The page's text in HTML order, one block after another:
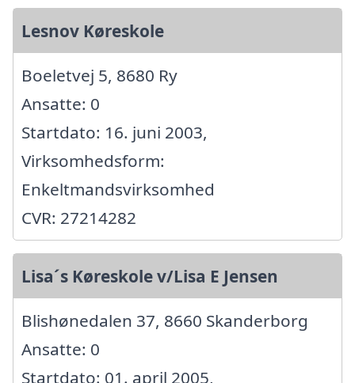
Lesnov Køreskole
Boeletvej 5, 8680 Ry
Ansatte: 0
Startdato: 16. juni 2003,
Virksomhedsform:
Enkeltmandsvirksomhed
CVR: 27214282
Lisa´s Køreskole v/Lisa E Jensen
Blishønedalen 37, 8660 Skanderborg
Ansatte: 0
Startdato: 01. april 2005,